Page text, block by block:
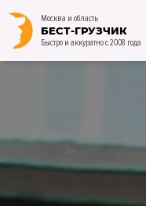
Москва и область
БЕСТ-ГРУЗЧИК
Быстро и аккуратно с 2008 года